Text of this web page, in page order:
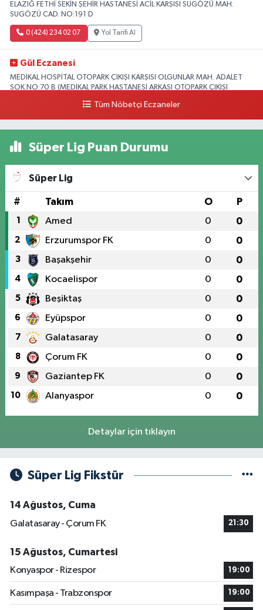
ELAZIĞ FETHİ SEKİN ŞEHİR HASTANESİ ACİL KARŞISI SUGÖZÜ MAH.
SUGÖZÜ CAD. NO:191 D
0 (424) 234 02 07 Yol Tarifi Al
Gül Eczanesi
MEDİKAL HOSPİTAL OTOPARK ÇIKIŞI KARŞISI OLGUNLAR MAH. ADALET
SOK.NO:70 B (MEDİKAL PARK HASTANESİ ARKASI OTOPARK ÇIKIŞI
Yıldız Eczanesi
Üniversite Mah.Yunus Emre Bulvarı No:2 A
Tüm Nöbetçi Eczaneler
Süper Lig Puan Durumu
Süper Lig
# Takım O P
1 Amed 0 0
2 Erzurumspor FK 0 0
3 Başakşehir 0 0
4 Kocaelispor 0 0
5 Beşiktaş 0 0
6 Eyüpspor 0 0
7 Galatasaray 0 0
8 Çorum FK 0 0
9 Gaziantep FK 0 0
10 Alanyaspor 0 0
Detaylar için tıklayın
Süper Lig Fikstür
14 Ağustos, Cuma
Galatasaray - Çorum FK
21:30
15 Ağustos, Cumartesi
Konyaspor - Rizespor
19:00
Kasımpaşa - Trabzonspor 19:00